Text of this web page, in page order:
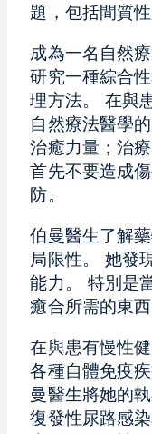
題，包括間質性
成為一名自然
研究一種綜合
理方法。 在與
自然療法醫學
治癒力量；治
首先不要造成
防。
伯曼醫生了解
局限性。 她發
能力。 特別是
癒合所需的東西
在與患有慢性
各種自體免疫
曼醫生將她的
復發性尿路感